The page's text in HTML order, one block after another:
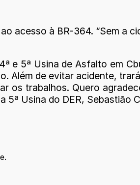
acesso à BR-364. “Sem a
e 5ª Usina de Asfalto em
de evitar acidente,
os trabalhos. Quero
5ª Usina do DER, Sebastião